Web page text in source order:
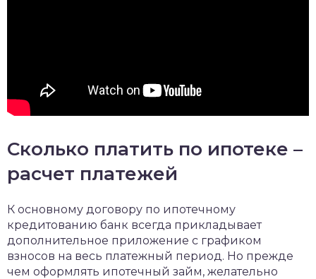
Сколько платить по ипотеке –
расчет платежей
К основному договору по ипотечному
кредитованию банк всегда прикладывает
дополнительное приложение с графиком
взносов на весь платежный период. Но прежде
чем оформлять ипотечный займ, желательно